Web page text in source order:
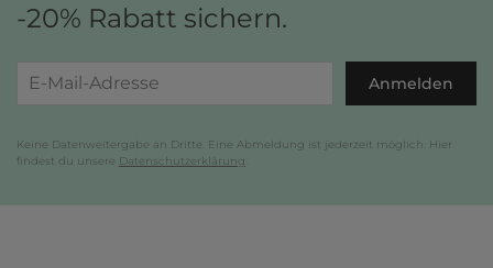
-20% Rabatt sichern.
Anmelden
Keine Datenweitergabe an Dritte. Eine Abmeldung ist jederzeit möglich. Hier
findest du unsere Datenschutzerklärung